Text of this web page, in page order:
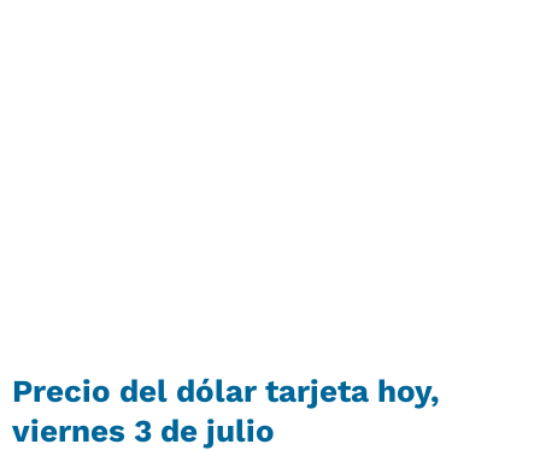
Precio del dólar tarjeta hoy,
viernes 3 de julio